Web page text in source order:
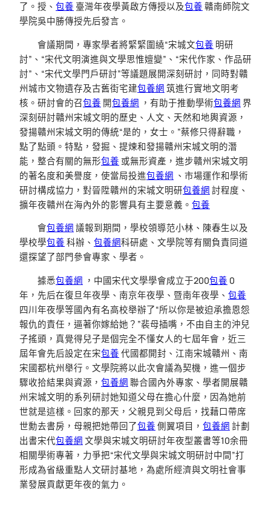
了。授、 包養 臺灣年夜學黃啟方傳授以及包養 贛南師院文
學院吳中勝傳授先后發言。
會議期間，專家學者將緊緊圍繞“宋城文包養 明研
討”、“宋代文明演進與文學思惟嬗變”、“宋代作家、作品研
討”、“宋代文學門戶研討”等議題展開深刻研討，同時對贛
州城市文物遺存及古舊街宅建包養網 筑進行實地文明考
核。研討會的召包養 開包養網 ，有助于推動學術包養網 界
深刻研討贛州宋城文明的歷史、人文、天然和地輿資源，
發揚贛州宋城文明的傳統“是的，女士。”蔡修只得辭職，
點了點頭。特點，發掘、提煉和發揚贛州宋城文明的潛
能，整合有關的無形包養 或無形資產，進步贛州宋城文明
的著名度和美譽度，使當局投進包養網 、市場運作和學術
研討構成協力，對晉陞贛州的宋城文明研包養網 討程度、
擴年夜贛州在海內外的影響具有主要意義。 包養
會包養網 議報到期間，學校領導范小林、陳春生以及
學校學包養 科辦、 包養網科研處、文學院等有關負責同道
還探望了部門參會專家、學者。
據悉包養網 ，中國宋代文學學會成立于200包養 0
年，先后在復旦年夜學、南京年夜學、暨南年夜學、 包養
四川年夜學等國內有名高校舉辦了“所以你是被迫承擔恩怨
報仇的責任，逼著你嫁給她？”裴母插嘴，不由自主的沖兒
子搖頭，真覺得兒子是個完全不懂女人的七屆年會，近三
屆年會先后設定在宋包養 代國都開封、江南宋城贛州、南
宋國都杭州舉行。文學院將以此次會議為契機，進一個步
驟收拾結果與資源， 包養網 聯合國內外專家、學者開展贛
州宋城文明的系列研討她知道父母在擔心什麼，因為她前
世就是這樣。回家的那天，父親見到父母后，找藉口帶席
世勳去書房，母親把她帶回了包養 側翼項目， 包養網 計劃
出書宋代包養網 文學與宋城文明研討年夜型叢書等10余冊
相關學術專著，力爭把“宋代文學與宋城文明研討中間”打
形成為省級重點人文研討基地，為處所經濟與文明社會事
業發展貢獻更年夜的氣力。